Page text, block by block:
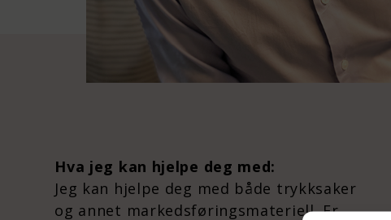
Hva jeg kan hjelpe deg med:
Jeg kan hjelpe deg med både trykksaker
og annet markedsføringsmateriell. Er